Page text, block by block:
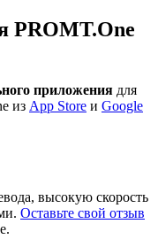
PROMT.One
приложения для
из App Store и Google
высокую скорость
Оставьте свой отзыв